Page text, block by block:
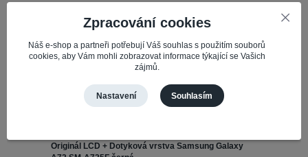
Originál LCD + Dotyková vrstva Samsung Galaxy
Zpracování cookies
Náš e-shop a partneři potřebují Váš souhlas s použitím souborů
cookies, aby Vám mohli zobrazovat informace týkající se Vašich
zájmů.
Nastavení Souhlasím